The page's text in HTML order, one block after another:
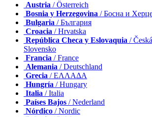
Austria / Österreich
Bosnia y Herzegovina / Босна и
Bulgaria / България
Croacia / Hrvatska
República Checa y Eslovaquia /
Slovensko
Francia / France
Alemania / Deutschland
Grecia / ΕΛΛΑΔΑ
Hungría / Hungary
Italia / Italia
Países Bajos / Nederland
Nórdico / Nordic